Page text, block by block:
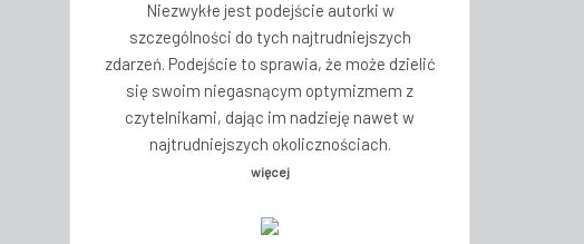
Niezwykłe jest podejście autorki w
szczególności do tych najtrudniejszych
zdarzeń. Podejście to sprawia, że może dzielić
się swoim niegasnącym optymizmem z
czytelnikami, dając im nadzieję nawet w
najtrudniejszych okolicznościach.
więcej